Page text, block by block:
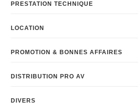
PRESTATION TECHNIQUE
LOCATION
PROMOTION & BONNES AFFAIRES
DISTRIBUTION PRO AV
DIVERS